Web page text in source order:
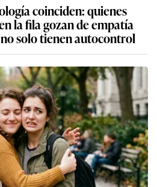
coinciden: quienes
la fila gozan de empatía
solo tienen autocontrol